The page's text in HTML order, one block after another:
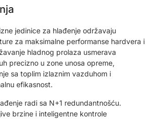
jedinice za hlađenje održavaju
za maksimalne performanse hardvera i
hladnog prolaza usmerava
precizno u zone unosa opreme,
sa toplim izlaznim vazduhom i
efikasnost.
radi sa N+1 redundantnošću.
brzine i inteligentne kontrole